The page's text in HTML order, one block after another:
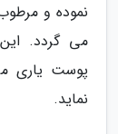
نموده و
می گردد.
پوست یاری
نماید.